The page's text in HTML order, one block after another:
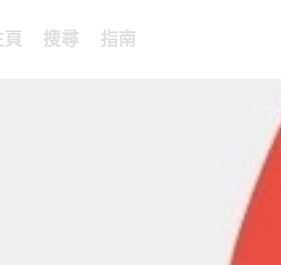
頁 搜尋 指南